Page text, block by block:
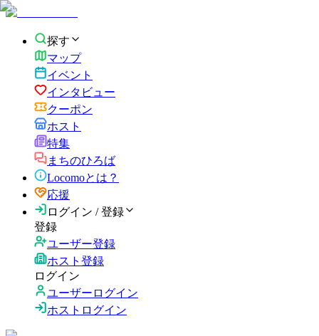
探す
マップ
イベント
インタビュー
クーポン
ホスト
特集
まちのひろば
Locomoとは？
応援
ログイン / 登録
登録
ユーザー登録
ホスト登録
ログイン
ユーザーログイン
ホストログイン